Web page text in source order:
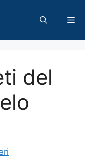
del